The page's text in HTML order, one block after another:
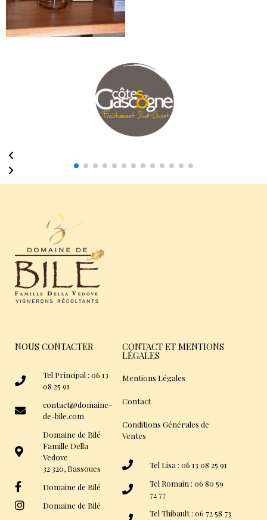
NOUS CONTACTER
Tel Principal : 06 13
08 25 91
contact@domaine-
de-bile.com
Domaine de Bilé
Famille Della
Vedove
32 320, Bassoues
Domaine de Bilé
Domaine de Bilé
CONTACT ET MENTIONS
LÉGALES
Mentions Légales
Contact
Conditions Générales de
Ventes
Tel Lisa : 06 13 08 25 91
Tel Romain : 06 80 59
72 77
Tel Thibault : 06 72 58 73